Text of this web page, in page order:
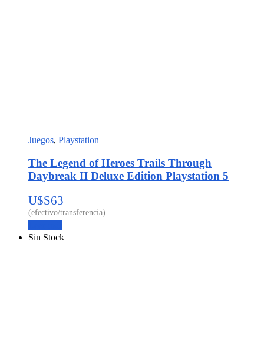
Juegos, Playstation
The Legend of Heroes Trails Through
Daybreak II Deluxe Edition Playstation 5
U$S63
Sin Stock